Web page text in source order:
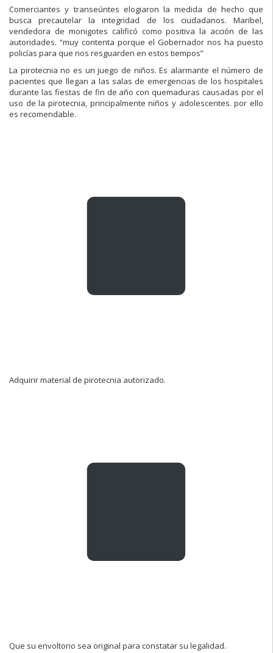
Comerciantes y transeúntes elogiaron la medida de hecho que
busca precautelar la integridad de los ciudadanos. Maribel,
vendedora de monigotes calificó como positiva la acción de las
autoridades. “muy contenta porque el Gobernador nos ha puesto
policías para que nos resguarden en estos tiempos”
La pirotecnia no es un juego de niños. Es alarmante el número de
pacientes que llegan a las salas de emergencias de los hospitales
durante las fiestas de fin de año con quemaduras causadas por el
uso de la pirotecnia, principalmente niños y adolescentes. por ello
es recomendable.
Adquirir material de pirotecnia autorizado.
Que su envoltorio sea original para constatar su legalidad.